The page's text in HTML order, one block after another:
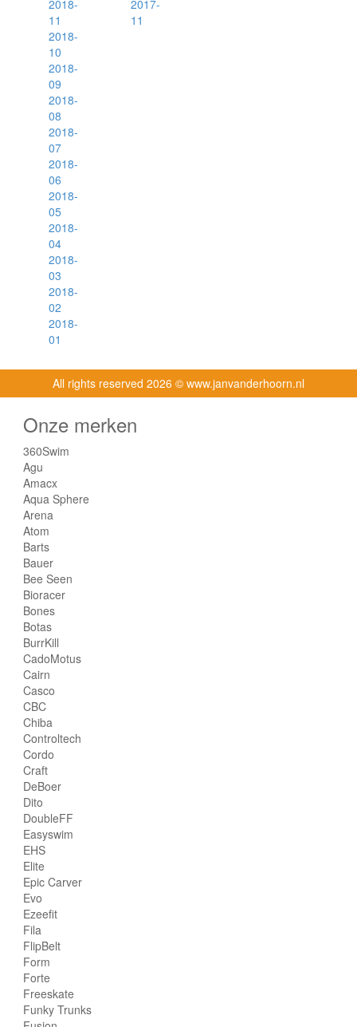
2018-
11
2018-
10
2018-
09
2018-
08
2018-
07
2018-
06
2018-
05
2018-
04
2018-
03
2018-
02
2018-
01
2017-
11
All rights reserved 2026 © www.janvanderhoorn.nl
Onze merken
360Swim
Agu
Amacx
Aqua Sphere
Arena
Atom
Barts
Bauer
Bee Seen
Bioracer
Bones
Botas
BurrKill
CadoMotus
Cairn
Casco
CBC
Chiba
Controltech
Cordo
Craft
DeBoer
Dito
DoubleFF
Easyswim
EHS
Elite
Epic Carver
Evo
Ezeefit
Fila
FlipBelt
Form
Forte
Freeskate
Funky Trunks